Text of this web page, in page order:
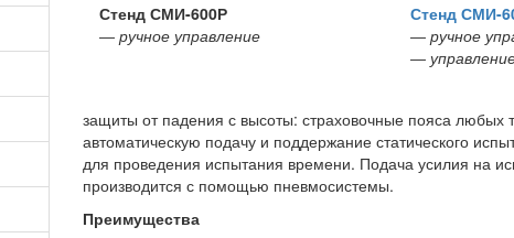
Стенд СМИ-600Р
― ручное управление
Стенд СМИ-
― ручное
―
защиты от падения с высоты: страховочные пояса любых
автоматическую подачу и поддержание статического
для проведения испытания времени. Подача усилия на
производится с помощью пневмосистемы.
Преимущества